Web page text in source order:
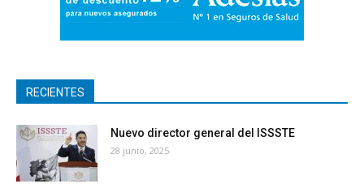
RECIENTES
Nuevo director general del ISSSTE
28 junio, 2025